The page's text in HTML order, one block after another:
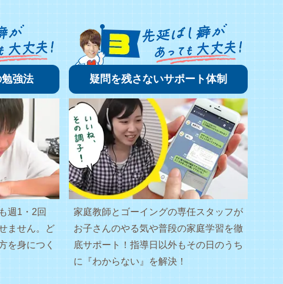
強法
週1・2回
ません。ど
を身につく
疑問を残さないサポート体制
家庭教師とゴーイングの専任スタッフが
お子さんのやる気や普段の家庭学習を徹
底サポート！指導日以外もその日のうち
に『わからない』を解決！